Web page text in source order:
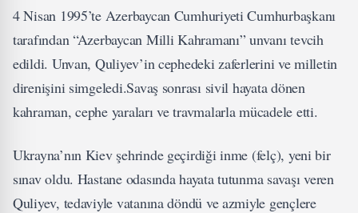
4 Nisan 1995’te Azerbaycan Cumhuriyeti Cumhurbaşkanı
tarafından “Azerbaycan Milli Kahramanı” unvanı tevcih
edildi. Unvan, Quliyev’in cephedeki zaferlerini ve milletin
direnişini simgeledi.Savaş sonrası sivil hayata dönen
kahraman, cephe yaraları ve travmalarla mücadele etti.
Ukrayna’nın Kiev şehrinde geçirdiği inme (felç), yeni bir
sınav oldu. Hastane odasında hayata tutunma savaşı veren
Quliyev, tedaviyle vatanına döndü ve azmiyle gençlere